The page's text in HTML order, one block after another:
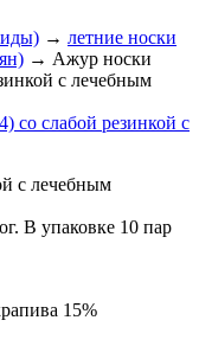
→ летние носки
→ Ажур носки
с лечебным
с лечебным
В упаковке 10 пар
15%